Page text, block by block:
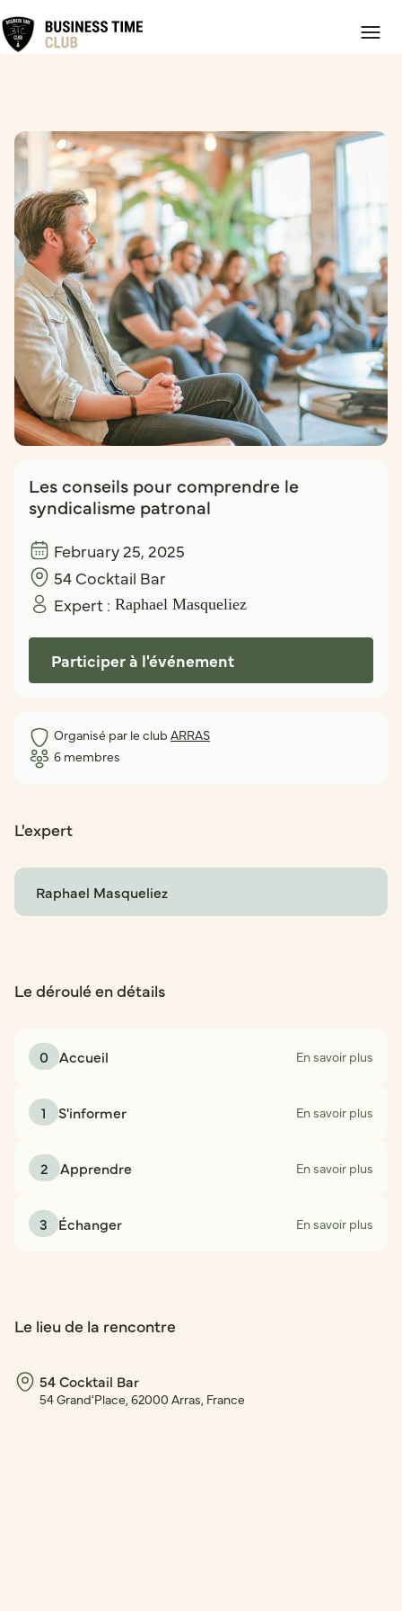
Les conseils pour comprendre le
syndicalisme patronal
February 25, 2025
54 Cocktail Bar
Expert : Raphael Masqueliez
Participer à l'événement
Organisé par le club ARRAS
6 membres
L'expert
Raphael Masqueliez
Le déroulé en détails
0 Accueil En savoir plus
1 S'informer En savoir plus
2 Apprendre En savoir plus
3 Échanger En savoir plus
Le lieu de la rencontre
54 Cocktail Bar
54 Grand'Place, 62000 Arras, France